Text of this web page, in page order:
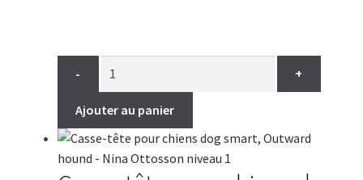
- +
Ajouter au panier